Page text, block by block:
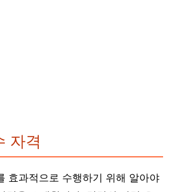
자격
효과적으로 수행하기 위해 알아야